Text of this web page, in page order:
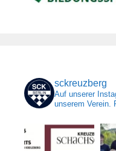
sckreuzberg
Auf unserer
unserem Verein.